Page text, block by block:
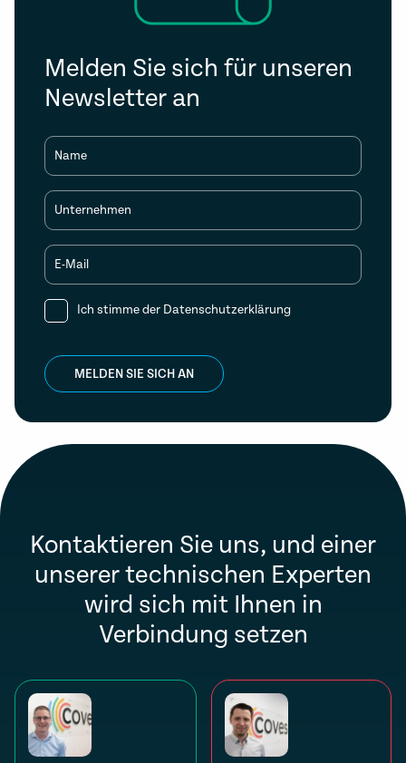
Melden Sie sich für unseren
Newsletter an
Name
Unternehmen
E-Mail
Ich stimme der Datenschutzerklärung
MELDEN SIE SICH AN
Kontaktieren Sie uns, und einer
unserer technischen Experten
wird sich mit Ihnen in
Verbindung setzen